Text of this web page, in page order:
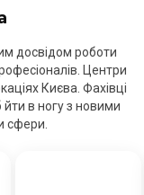
досвідом роботи
Центри
Києва. Фахівці
в ногу з новими
сфери.